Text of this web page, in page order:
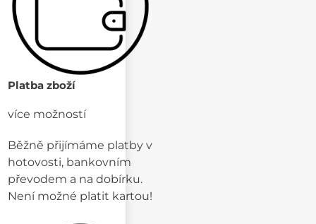
Platba zboží
více možností
Běžně přijímáme platby v
hotovosti, bankovním
převodem a na dobírku.
Není možné platit kartou!